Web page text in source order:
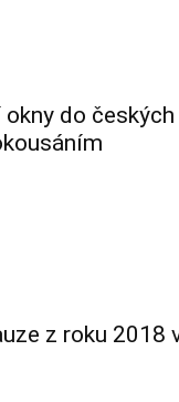
do
z roku 2018